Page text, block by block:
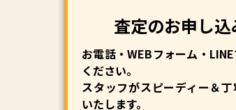
査定のお申し込
お電話・WEBフォーム・
ください。
スタッフがスピーディー＆
いたします。